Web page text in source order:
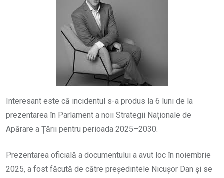
Interesant este că incidentul s-a produs la 6 luni de la
prezentarea în Parlament a noii Strategii Naționale de
Apărare a Țării pentru perioada 2025–2030.
Prezentarea oficială a documentului a avut loc în noiembrie
2025, a fost făcută de către președintele Nicușor Dan și se